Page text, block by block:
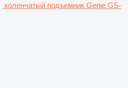
коленчатый подъемник Genie GS-